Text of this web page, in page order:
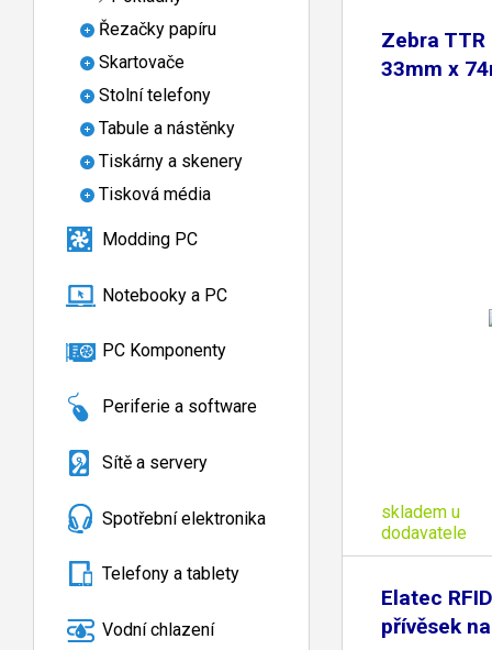
Řezačky papíru
Skartovače
Stolní telefony
Tabule a nástěnky
Tiskárny a skenery
Tisková média
Modding PC
Notebooky a PC
PC Komponenty
Periferie a software
Sítě a servery
Spotřební elektronika
Telefony a tablety
Vodní chlazení
Zebra
33mm x
skladem u
dodavatele
Elatec
přívěsek na